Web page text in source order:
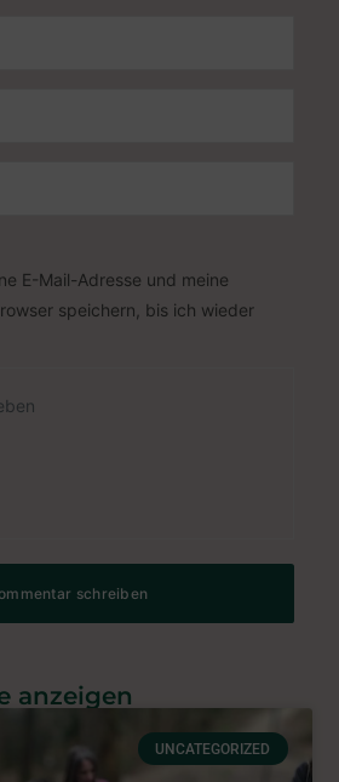
E-Mail-Adresse und meine
speichern, bis ich wieder
anzeigen
UNCATEGORIZED